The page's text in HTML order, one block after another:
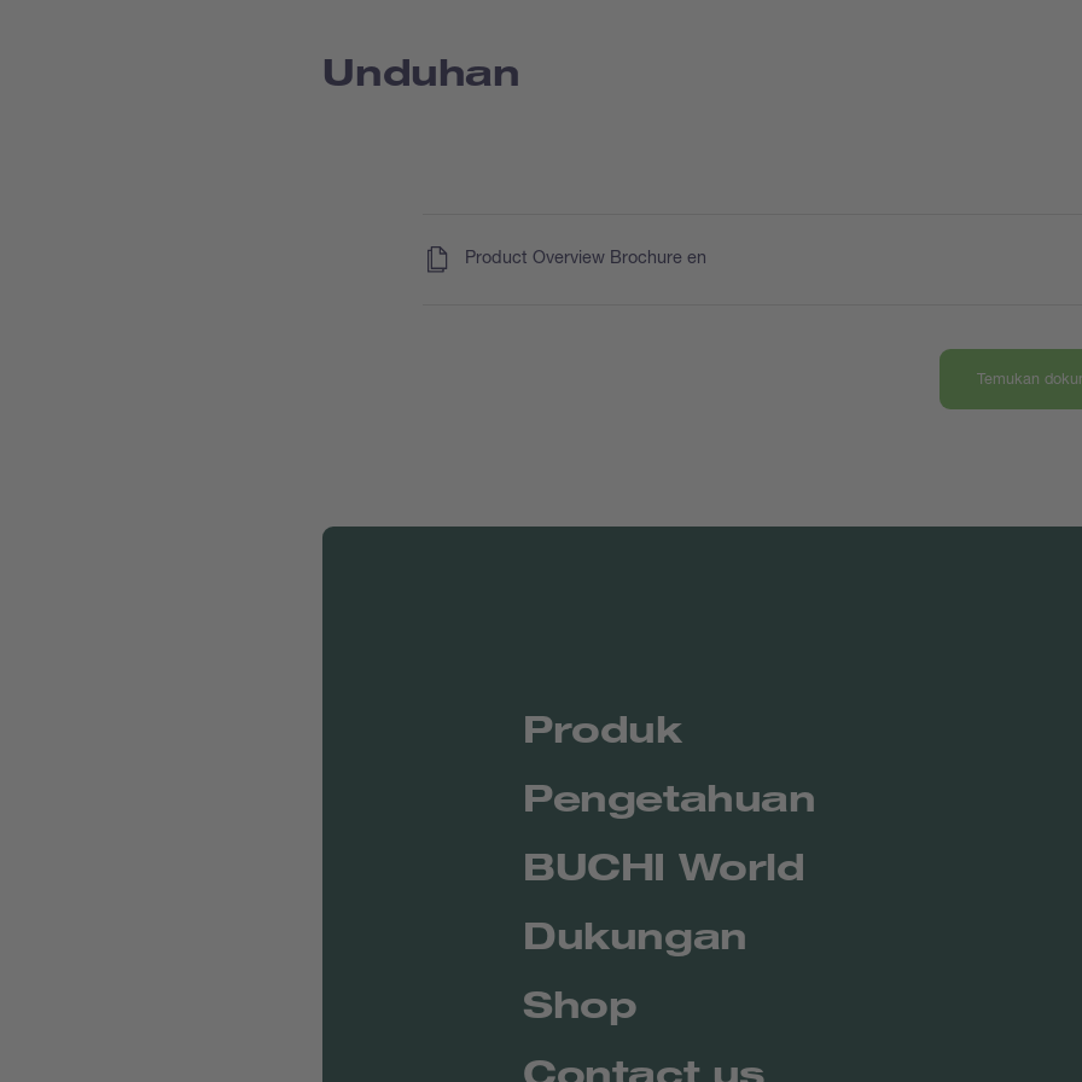
Unduhan
Product Overview Brochure en
Temukan
Produk
Pengetahuan
BUCHI World
Dukungan
Shop
Contact us